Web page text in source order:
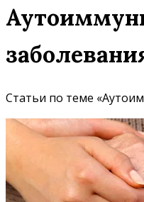
Статьи по теме